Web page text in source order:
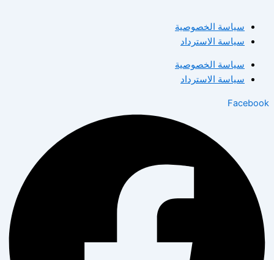
سياسة الخصوصية
سياسة الاسترداد
سياسة الخصوصية
سياسة الاسترداد
Facebook